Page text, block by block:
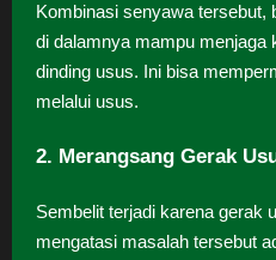
Kombinasi senyawa tersebut,
di dalamnya mampu menjaga
dinding usus. Ini bisa
melalui usus.
2. Merangsang Gerak
Sembelit terjadi karena gerak
mengatasi masalah tersebut